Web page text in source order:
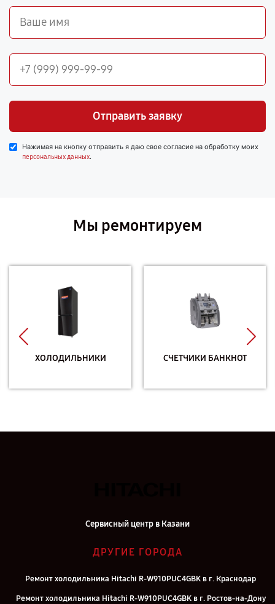
Отправить заявку
Нажимая на кнопку отправить я даю свое согласие на обработку моих
персональных данных.
Мы ремонтируем
ХОЛОДИЛЬНИКИ СЧЕТЧИКИ БАНКНОТ
Сервисный центр в Казани
ДРУГИЕ ГОРОДА
Ремонт холодильника Hitachi R-W910PUC4GBK в г. Краснодар
Ремонт холодильника Hitachi R-W910PUC4GBK в г. Ростов-на-Дону